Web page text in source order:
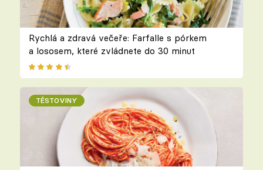
Rychlá a zdravá večeře: Farfalle s pórkem
a lososem, které zvládnete do 30 minut
TĚSTOVINY